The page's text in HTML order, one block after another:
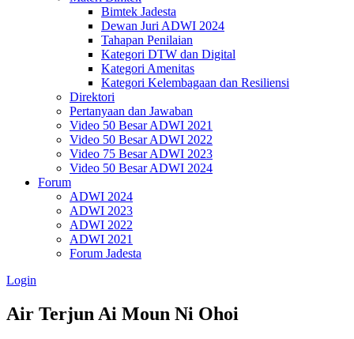
Bimtek Jadesta
Dewan Juri ADWI 2024
Tahapan Penilaian
Kategori DTW dan Digital
Kategori Amenitas
Kategori Kelembagaan dan Resiliensi
Direktori
Pertanyaan dan Jawaban
Video 50 Besar ADWI 2021
Video 50 Besar ADWI 2022
Video 75 Besar ADWI 2023
Video 50 Besar ADWI 2024
Forum
ADWI 2024
ADWI 2023
ADWI 2022
ADWI 2021
Forum Jadesta
Login
Air Terjun Ai Moun Ni Ohoi